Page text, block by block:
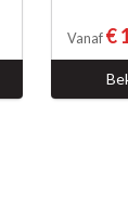
Vanaf €